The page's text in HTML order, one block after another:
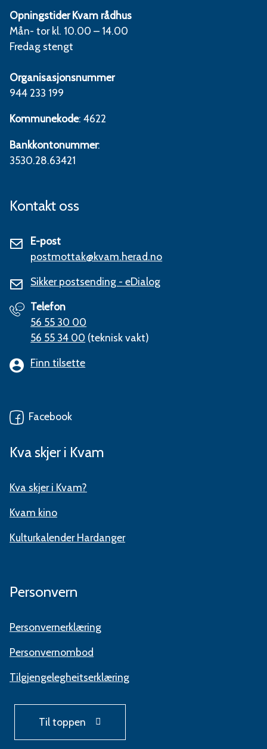
Opningstider Kvam rådhus
Mån- tor kl. 10.00 – 14.00
Fredag stengt
Organisasjonsnummer
944 233 199
Kommunekode: 4622
Bankkontonummer:
3530.28.63421
Kontakt oss
E-post
postmottak@kvam.herad.no
Sikker postsending - eDialog
Telefon
56 55 30 00
56 55 34 00 (teknisk vakt)
Finn tilsette
Facebook
Kva skjer i Kvam
Kva skjer i Kvam?
Kvam kino
Kulturkalender Hardanger
Personvern
Personvernerklæring
Personvernombod
Tilgjengelegheitserklæring
Til toppen